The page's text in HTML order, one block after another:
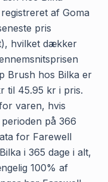
af Goma
pris
hvilket dækker
Brush hos Bilka er
til 45.95 kr i pris.
varen, hvis
på 366
for Farewell
i 365 dage i alt,
100% af